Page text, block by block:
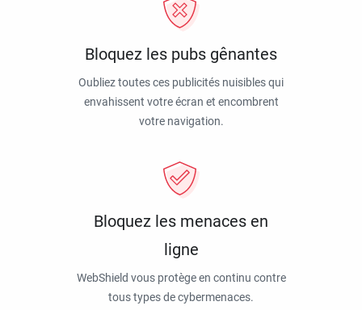
Bloquez les pubs gênantes
Oubliez toutes ces publicités nuisibles qui
envahissent votre écran et encombrent
votre navigation.
Bloquez les menaces en
ligne
WebShield vous protège en continu contre
tous types de cybermenaces.